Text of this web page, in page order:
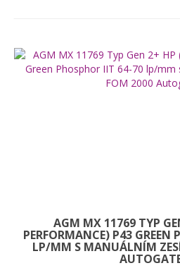
AGM MX 11769 TYP
PERFORMANCE) P43
LP/MM S MANUÁLNÍM